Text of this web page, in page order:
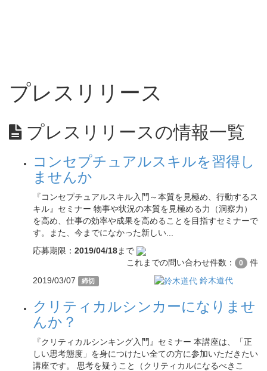
プレスリリース
プレスリリースの情報一覧
コンセプチュアルスキルを習得し
ませんか
『コンセプチュアルスキル入門～本質を見極め、行動するス
キル』セミナー 物事や状況の本質を見極める力（洞察力）
を高め、仕事の効率や成果を高めることを目指すセミナーで
す。また、今までになかった新しい...
応募期限： 2019/04/18まで
これまでの問い合わせ件数：
0
件
2019/03/07
締切 鈴木道代
クリティカルシンカーになりませ
んか？
『クリティカルシンキング入門』セミナー 本講座は、「正
しい思考態度」を身につけたい全ての方に参加いただきたい
講座です。 思考を疑うこと（クリティカルになるべきこ